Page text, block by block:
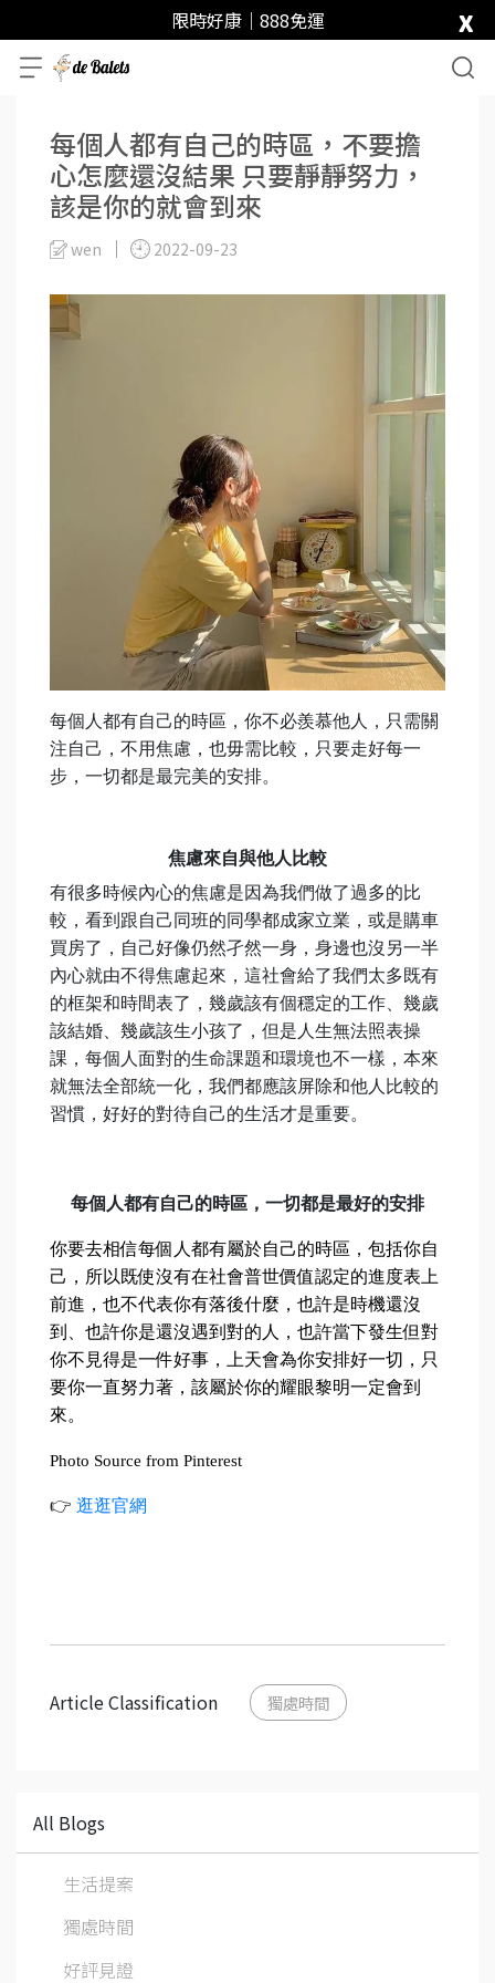
限時好康｜888免運 x
每個人都有自己的時區，不要擔
心怎麼還沒結果 只要靜靜努力，
該是你的就會到來
wen 2022-09-23
每個人都有自己的時區，你不必羨慕他人，只需關
注自己，不用焦慮，也毋需比較，只要走好每一
步，一切都是最完美的安排。
焦慮來自與他人比較
有很多時候內心的焦慮是因為我們做了過多的比
較，看到跟自己同班的同學都成家立業，或是購車
買房了，自己好像仍然孑然一身，身邊也沒另一半
內心就由不得焦慮起來，這社會給了我們太多既有
的框架和時間表了，幾歲該有個穩定的工作、幾歲
該結婚、幾歲該生小孩了，但是人生無法照表操
課，每個人面對的生命課題和環境也不一樣，本來
就無法全部統一化，我們都應該屏除和他人比較的
習慣，好好的對待自己的生活才是重要。
每個人都有自己的時區，一切都是最好的安排
你要去相信每個人都有屬於自己的時區，包括你自
己，所以既使沒有在社會普世價值認定的進度表上
前進，也不代表你有落後什麼，也許是時機還沒
到、也許你是還沒遇到對的人，也許當下發生但對
你不見得是一件好事，上天會為你安排好一切，只
要你一直努力著，該屬於你的耀眼黎明一定會到
來。
Photo Source from Pinterest
👉 逛逛官網
Article Classification 獨處時間
All Blogs
生活提案
獨處時間
好評見證